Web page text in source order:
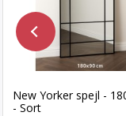
New Yorker spejl -
- Sort